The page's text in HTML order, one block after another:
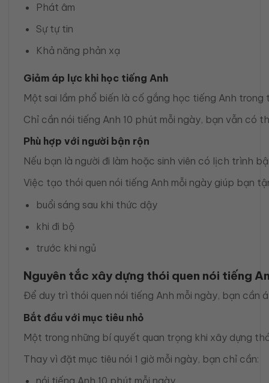
Phát âm
Sự tự tin
Khả năng phản xạ
Giảm áp lực khi học tiếng Anh
Một sai lầm phổ biến là cố gắng học tiếng Anh trong
Chỉ cần nói tiếng Anh 10 phút mỗi ngày, bạn vẫn có
Phù hợp với người bận rộn
Nếu bạn là người đi làm hoặc sinh viên có lịch trình
Việc tạo thói quen nói tiếng Anh mỗi ngày giúp bạn
buổi sáng sau khi thức dậy
khi đi bộ
trước khi ngủ
Nguyên tắc xây dựng thói quen nói tiếng
Để duy trì thói quen nói tiếng Anh mỗi ngày, bạn cần
Bắt đầu với mục tiêu nhỏ
Một trong những bí quyết quan trọng khi xây dựng
Thay vì đặt mục tiêu nói 1 giờ mỗi ngày, bạn chỉ cần:
nói tiếng Anh 10 phút mỗi ngày